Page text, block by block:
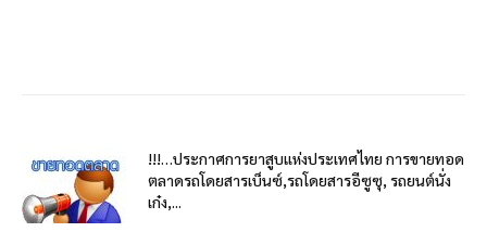
!!!…ประกาศการยาสูบแห่งประเทศไทย การขายทอด
ตลาดรถโดยสารเบ็นซ์,รถโดยสารอีซูซุ, รถยนต์นั่ง
เก๋ง,...